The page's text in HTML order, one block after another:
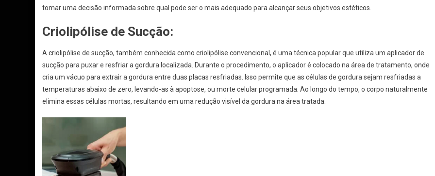
tomar uma decisão informada sobre qual pode ser o mais adequado para alcançar seus objetivos estéticos.
Criolipólise de Sucção:
A criolipólise de sucção, também conhecida como criolipólise convencional, é uma técnica popular que utiliza um aplicador de
sucção para puxar e resfriar a gordura localizada. Durante o procedimento, o aplicador é colocado na área de tratamento, onde
cria um vácuo para extrair a gordura entre duas placas resfriadas. Isso permite que as células de gordura sejam resfriadas a
temperaturas abaixo de zero, levando-as à apoptose, ou morte celular programada. Ao longo do tempo, o corpo naturalmente
elimina essas células mortas, resultando em uma redução visível da gordura na área tratada.